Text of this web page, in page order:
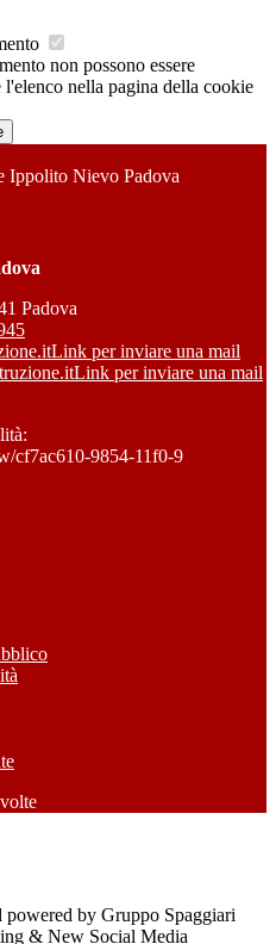
non possono essere
nella pagina della cookie
Ippolito Nievo Padova
Padova
Link per inviare una mail
Link per inviare una mail
cf7ac610-9854-11f0-9
volte
by Gruppo Spaggiari
& New Social Media